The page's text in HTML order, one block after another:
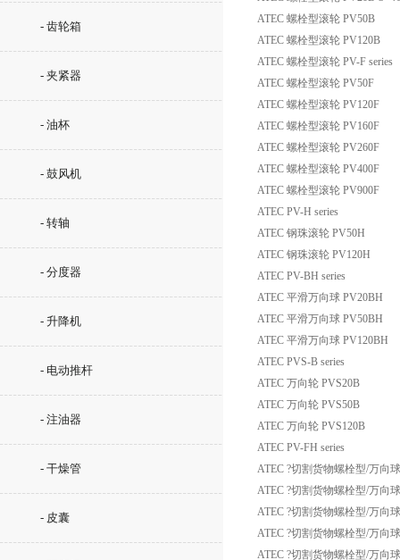
- 齿轮箱
- 夹紧器
- 油杯
- 鼓风机
- 转轴
- 分度器
- 升降机
- 电动推杆
- 注油器
- 干燥管
- 皮囊
ATEC 螺栓型滚轮 PV50B
ATEC 螺栓型滚轮 PV120B
ATEC 螺栓型滚轮 PV-F series
ATEC 螺栓型滚轮 PV50F
ATEC 螺栓型滚轮 PV120F
ATEC 螺栓型滚轮 PV160F
ATEC 螺栓型滚轮 PV260F
ATEC 螺栓型滚轮 PV400F
ATEC 螺栓型滚轮 PV900F
ATEC PV-H series
ATEC 钢珠滚轮 PV50H
ATEC 钢珠滚轮 PV120H
ATEC PV-BH series
ATEC 平滑万向球 PV20BH
ATEC 平滑万向球 PV50BH
ATEC 平滑万向球 PV120BH
ATEC PVS-B series
ATEC 万向轮 PVS20B
ATEC 万向轮 PVS50B
ATEC 万向轮 PVS120B
ATEC PV-FH series
ATEC ?切割货物螺栓型/万向
ATEC ?切割货物螺栓型/万向
ATEC ?切割货物螺栓型/万向
ATEC ?切割货物螺栓型/万向
ATEC ?切割货物螺栓型/万向